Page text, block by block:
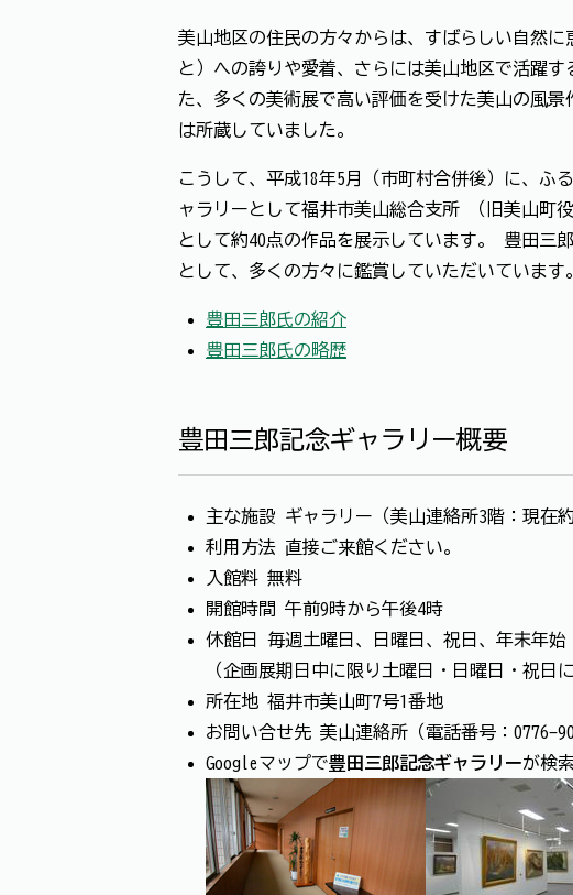
美山地区の住民の方々からは、すばらしい自然
と）への誇りや愛着、さらには美山地区で活躍
た、多くの美術展で高い評価を受けた美山の風
は所蔵していました。
こうして、平成18年5月（市町村合併後）に、ふ
ャラリーとして福井市美山総合支所 （旧美山町
として約40点の作品を展示しています。 豊田三
として、多くの方々に鑑賞していただいています
豊田三郎氏の紹介
豊田三郎氏の略歴
豊田三郎記念ギャラリー概要
主な施設 ギャラリー（美山連絡所3階：現在
利用方法 直接ご来館ください。
入館料 無料
開館時間 午前9時から午後4時
休館日 毎週土曜日、日曜日、祝日、年末年始
（企画展期日中に限り土曜日・日曜日・祝日
所在地 福井市美山町7号1番地
お問い合せ先 美山連絡所（電話番号：0776-
Googleマップで豊田三郎記念ギャラリーが検